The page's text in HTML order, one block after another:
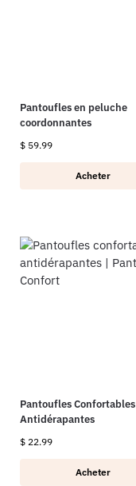
Pantoufles en peluche
coordonnantes
$ 59.99
Acheter
Pantoufles Confortables
Antidérapantes
$ 22.99
Acheter